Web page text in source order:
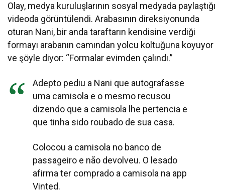
Olay, medya kuruluşlarının sosyal medyada paylaştığı
videoda görüntülendi. Arabasının direksiyonunda
oturan Nani, bir anda taraftarın kendisine verdiği
formayı arabanın camından yolcu koltuğuna koyuyor
ve şöyle diyor: “Formalar evimden çalındı.”
Adepto pediu a Nani que autografasse
uma camisola e o mesmo recusou
dizendo que a camisola lhe pertencia e
que tinha sido roubado de sua casa.
Colocou a camisola no banco de
passageiro e não devolveu. O lesado
afirma ter comprado a camisola na app
Vinted.